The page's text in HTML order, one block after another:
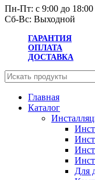
Пн-Пт: с 9:00 до 18:00
Сб-Вс: Выходной
ГАРАНТИЯ
ОПЛАТА
ДОСТАВКА
Главная
Каталог
Для